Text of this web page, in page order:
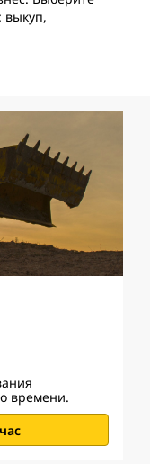
выкуп,
времени.